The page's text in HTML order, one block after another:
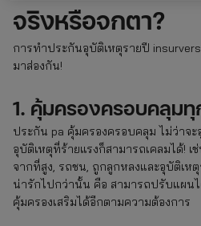
จริงหรือจกตา?
การทำประกันอุบัติเหตุรายปี
มาส่องกัน!
1. คุ้มครองครอบคลุมทุ
ประกัน pa คุ้มครองครอบคลุม ไม่ว่าจะ
อุบัติเหตุที่ร้ายแรงก็สามารถเคลมได้!
จากที่สูง, รถชน, ถูกลูกหลงและอุบัติเห
น่ารักไปกว่านั้น คือ สามารถปรับแผน
คุ้มครองเสริมได้อีกตามความต้องการ